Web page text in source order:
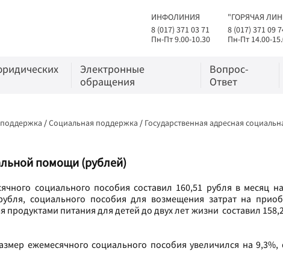
ИНФОЛИНИЯ
8 (017) 371 03 71
Пн-Пт 9.00-10.30
"ГОРЯЧАЯ
8 (017) 371 09
Пн-Пт 14.00-
Электронные
обращения
Вопрос-
Ответ
/Социальная поддержка / Государственная адресная
помощи (рублей)
социального пособия составил 160,51 рубля в месяц
социального пособия для возмещения затрат на
питания для детей до двух лет жизни составил
ежемесячного социального пособия увеличился на 9,3%,